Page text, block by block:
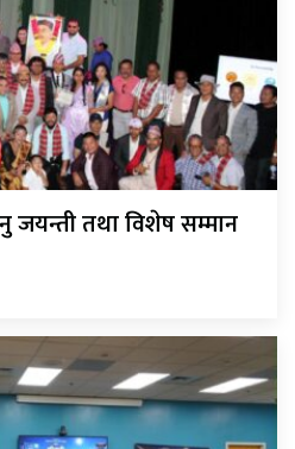
जयन्ती तथा विशेष सम्मान